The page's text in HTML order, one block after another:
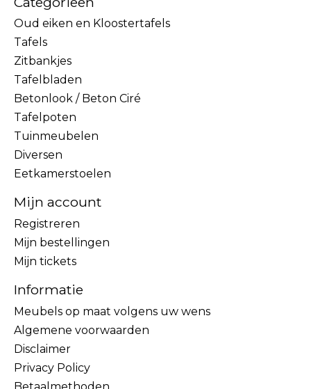
Oud eiken en Kloostertafels
Tafels
Zitbankjes
Tafelbladen
Betonlook / Beton Ciré
Tafelpoten
Tuinmeubelen
Diversen
Eetkamerstoelen
Mijn account
Registreren
Mijn bestellingen
Mijn tickets
Informatie
Meubels op maat volgens uw wens
Algemene voorwaarden
Disclaimer
Privacy Policy
Betaalmethoden